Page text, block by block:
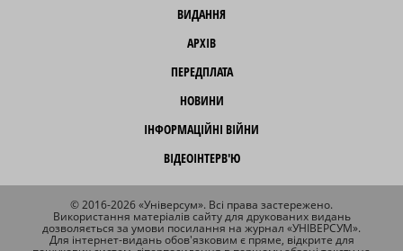
ВИДАННЯ
АРХІВ
ПЕРЕДПЛАТА
НОВИНИ
ІНФОРМАЦІЙНІ ВІЙНИ
ВІДЕОІНТЕРВ'Ю
© 2016-2026 «Універсум». Всі права застережено.
Використання матеріалів сайту для друкованих видань
дозволяється за умови посилання на журнал «УНІВЕРСУМ».
Для інтернет-видань обов'язковим є пряме, відкрите для